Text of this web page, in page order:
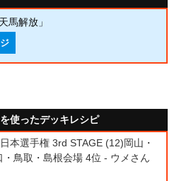
馬解放」
使ったデッキレシピ
本選手権 3rd STAGE (12)岡山・
・鳥取・島根会場 4位 - ウメさん